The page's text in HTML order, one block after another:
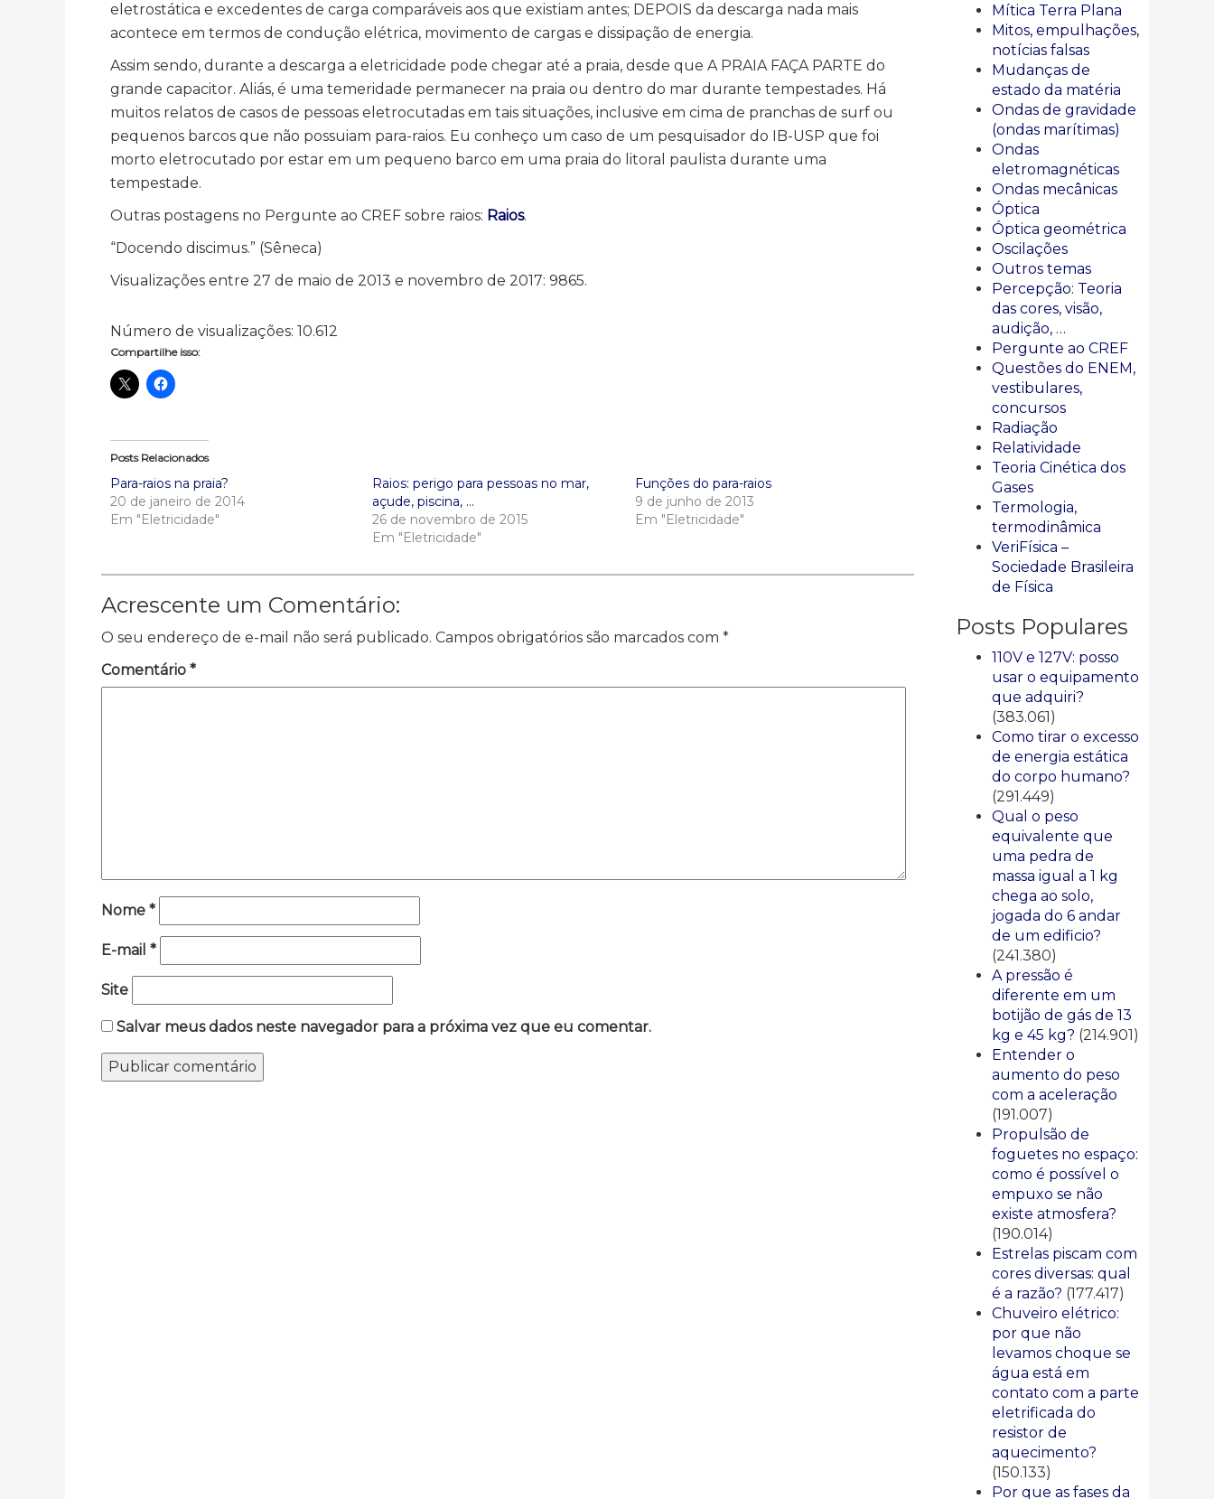
eletrostática e excedentes de carga comparáveis aos que existiam antes; DEPOIS da descarga nada mais
acontece em termos de condução elétrica, movimento de cargas e dissipação de energia.
Assim sendo, durante a descarga a eletricidade pode chegar até a praia, desde que A PRAIA FAÇA PARTE do
grande capacitor. Aliás, é uma temeridade permanecer na praia ou dentro do mar durante tempestades. Há
muitos relatos de casos de pessoas eletrocutadas em tais situações, inclusive em cima de pranchas de surf ou
pequenos barcos que não possuiam para-raios. Eu conheço um caso de um pesquisador do IB-USP que foi
morto eletrocutado por estar em um pequeno barco em uma praia do litoral paulista durante uma
tempestade.
Outras postagens no Pergunte ao CREF sobre raios: Raios.
“Docendo discimus.” (Sêneca)
Visualizações entre 27 de maio de 2013 e novembro de 2017: 9865.
Número de visualizações: 10.612
Compartilhe isso:
Posts Relacionados
Para-raios na praia?
20 de janeiro de 2014
Em "Eletricidade"
Raios: perigo para pessoas no mar,
açude, piscina, …
26 de novembro de 2015
Em "Eletricidade"
Funções do para-raios
9 de junho de 2013
Em "Eletricidade"
Acrescente um Comentário:
O seu endereço de e-mail não será publicado. Campos obrigatórios são marcados com *
Comentário *
Nome *
E-mail *
Site
Salvar meus dados neste navegador para a próxima vez que eu comentar.
Mítica Terra Plana
Mitos, empulhações,
notícias falsas
Mudanças de
estado da matéria
Ondas de gravidade
(ondas marítimas)
Ondas
eletromagnéticas
Ondas mecânicas
Óptica
Óptica geométrica
Oscilações
Outros temas
Percepção: Teoria
das cores, visão,
audição, …
Pergunte ao CREF
Questões do ENEM,
vestibulares,
concursos
Radiação
Relatividade
Teoria Cinética dos
Gases
Termologia,
termodinâmica
VeriFísica –
Sociedade Brasileira
de Física
Posts Populares
110V e 127V: posso
usar o equipamento
que adquiri?
(383.061)
Como tirar o excesso
de energia estática
do corpo humano?
(291.449)
Qual o peso
equivalente que
uma pedra de
massa igual a 1 kg
chega ao solo,
jogada do 6 andar
de um edificio?
(241.380)
A pressão é
diferente em um
botijão de gás de 13
kg e 45 kg? (214.901)
Entender o
aumento do peso
com a aceleração
(191.007)
Propulsão de
foguetes no espaço:
como é possível o
empuxo se não
existe atmosfera?
(190.014)
Estrelas piscam com
cores diversas: qual
é a razão? (177.417)
Chuveiro elétrico:
por que não
levamos choque se
água está em
contato com a parte
eletrificada do
resistor de
aquecimento?
(150.133)
Por que as fases da